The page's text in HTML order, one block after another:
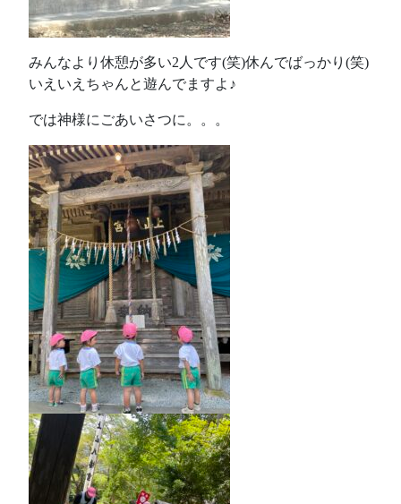
みんなより休憩が多い2人です(笑)休んでばっかり(笑)
いえいえちゃんと遊んでますよ♪
では神様にごあいさつに。。。